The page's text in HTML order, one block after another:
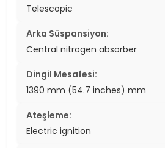
Telescopic
Arka Süspansiyon:
Central nitrogen absorber
Dingil Mesafesi:
1390 mm (54.7 inches) mm
Ateşleme:
Electric ignition